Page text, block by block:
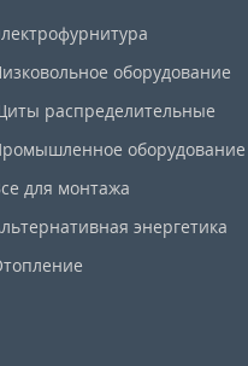
оборудование
распределительные
оборудование
для монтажа
энергетика